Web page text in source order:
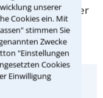
unserer
Cookies ein. Mit
stimmen Sie
Zwecke
"Einstellungen
Cookies
Einwilligung
werde der Mieter